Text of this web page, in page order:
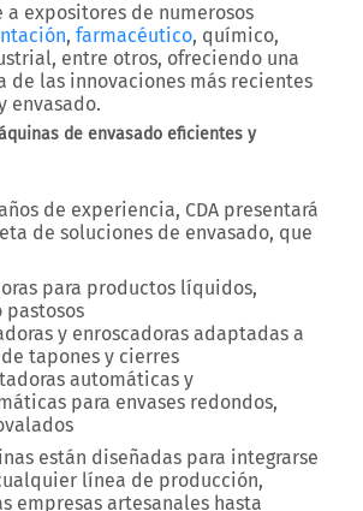
a expositores de numerosos
, farmacéutico, químico,
, entre otros, ofreciendo una
de las innovaciones más recientes
envasado.
de envasado eficientes y
de experiencia, CDA presentará
de soluciones de envasado, que
para productos líquidos,
pastosos
y enroscadoras adaptadas a
tapones y cierres
automáticas y
para envases redondos,
están diseñadas para integrarse
línea de producción,
empresas artesanales hasta